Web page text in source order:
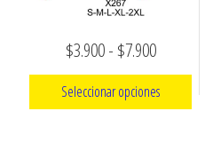
en
página
de
producto
$3.900- $7.900Rango
de
precios:
Seleccionar opciones